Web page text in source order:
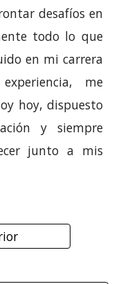
desafíos en
todo lo que
en mi carrera
me
hoy, dispuesto
y siempre
junto a mis